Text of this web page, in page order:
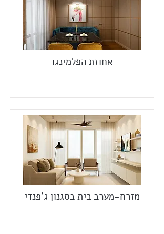
אחוזת הפלמינגו
מזרח-מערב בית בסגנון ג'פנדי